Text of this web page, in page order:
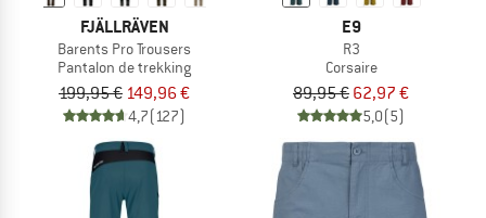
FJÄLLRÄVEN
Barents Pro Trousers
Pantalon de trekking
199,95 € 149,96 €
4,7(127)
E9
R3
Corsaire
89,95 € 62,97 €
5,0(5)